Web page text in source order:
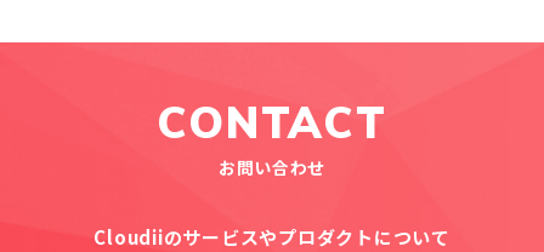
CONTACT
お問い合わせ
Cloudiiのサービスやプロダクトについて